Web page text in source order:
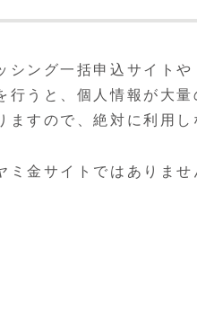
シング一括申込サイトや
うと、個人情報が大量
すので、絶対に利用し
金サイトではありませ